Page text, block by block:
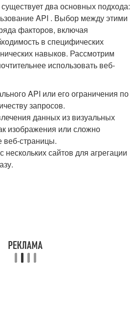
два основных подхода:
API . Выбор между этими
⁤факторов, включая
в ⁤специфических
навыков. Рассмотрим
использовать веб-
API или его ограничения по
запросов.
данных из визуальных
изображения или сложно
веб-страницы.
сайтов ‌для агрегации